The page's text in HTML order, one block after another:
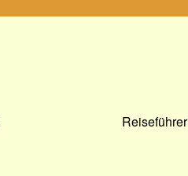
Reiseführer